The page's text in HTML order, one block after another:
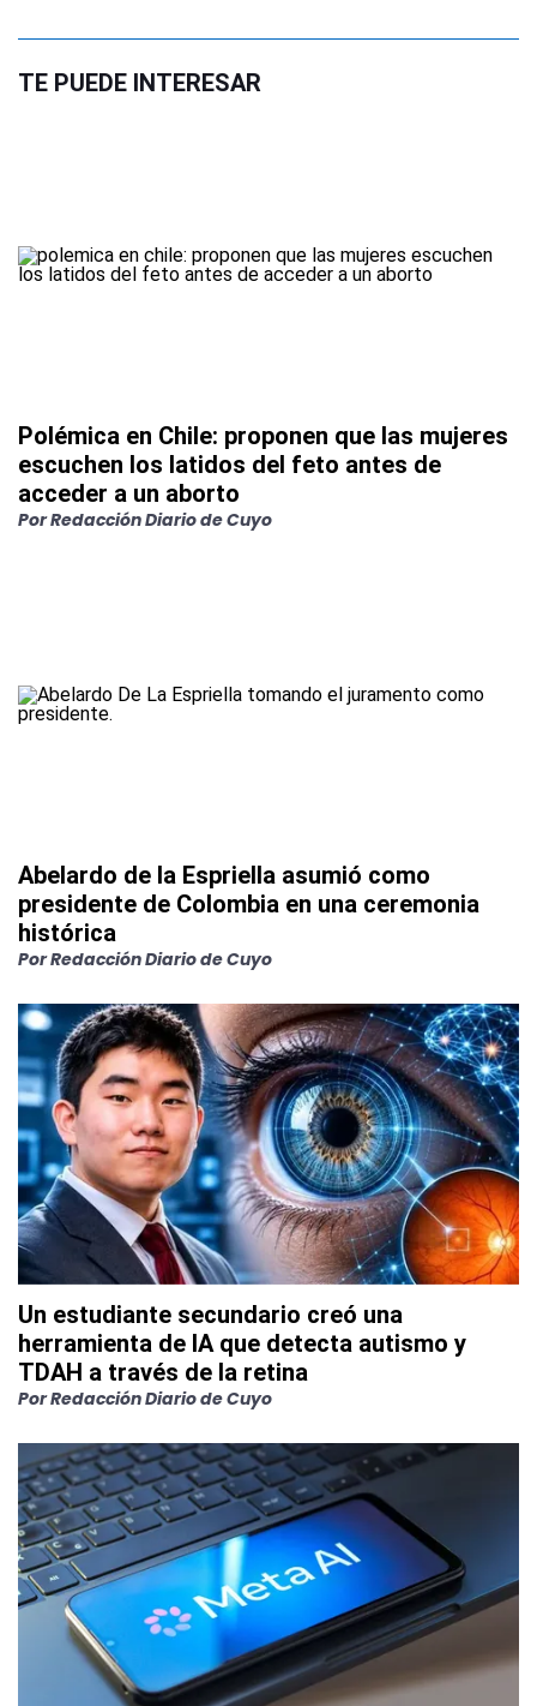
TE PUEDE INTERESAR
Polémica en Chile: proponen que las mujeres
escuchen los latidos del feto antes de
acceder a un aborto
PorRedacción Diario de Cuyo
Abelardo de la Espriella asumió como
presidente de Colombia en una ceremonia
histórica
PorRedacción Diario de Cuyo
Un estudiante secundario creó una
herramienta de IA que detecta autismo y
TDAH a través de la retina
PorRedacción Diario de Cuyo